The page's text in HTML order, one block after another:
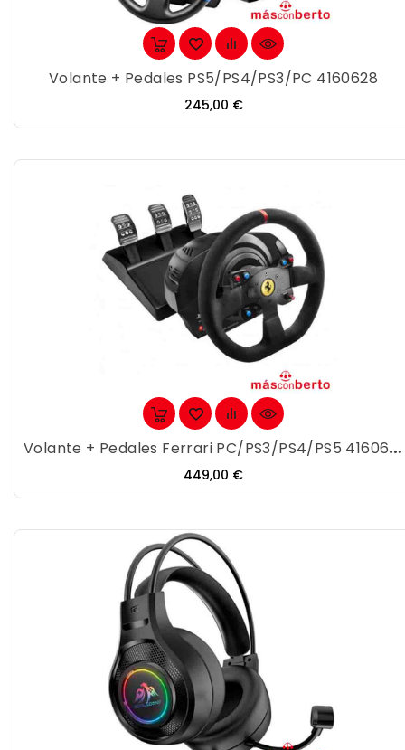
Volante + Pedales PS5/PS4/PS3/PC 4160628
Precio
245,00 €
Volante + Pedales Ferrari PC/PS3/PS4/PS5 4160652
Precio
449,00 €